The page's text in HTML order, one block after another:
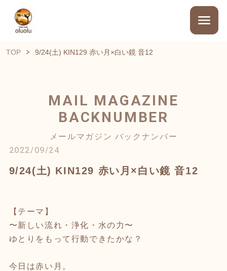
TOP 9/24(土) KIN129 赤い月×白い鏡 音12
MAIL MAGAZINE
BACKNUMBER
メールマガジン バックナンバー
2022/09/24
9/24(土) KIN129 赤い月×白い鏡 音12
【テーマ】
〜新しい流れ・浄化・水の力〜
ゆとりをもって行動できたかな？
今日は赤い月。